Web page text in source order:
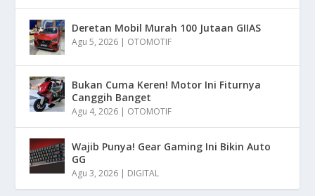
Deretan Mobil Murah 100 Jutaan GIIAS
Agu 5, 2026 | OTOMOTIF
Bukan Cuma Keren! Motor Ini Fiturnya
Canggih Banget
Agu 4, 2026 | OTOMOTIF
Wajib Punya! Gear Gaming Ini Bikin Auto
GG
Agu 3, 2026 | DIGITAL